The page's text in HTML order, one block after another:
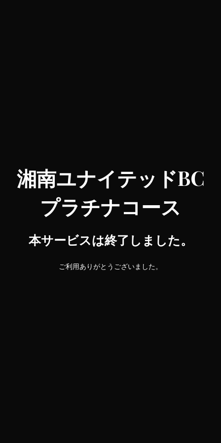
湘南ユナイテッドBC
プラチナコース
本サービスは終了しました。
ご利用ありがとうございました。